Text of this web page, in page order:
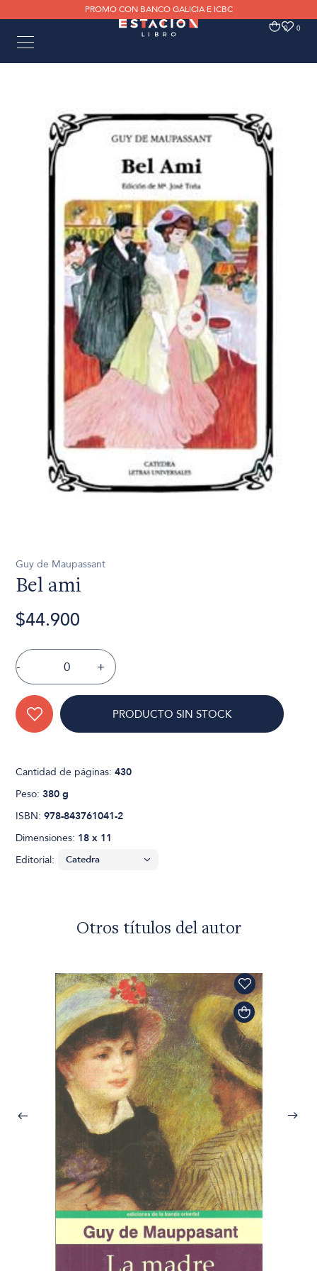
PROMO CON BANCO GALICIA E ICBC
0 0
Guy de Maupassant
Bel ami
$44.900
- +
PRODUCTO SIN STOCK
Cantidad de páginas:430
Peso:380 g
ISBN:978-843761041-2
Dimensiones: 18 x 11
Editorial:
Otros títulos del autor